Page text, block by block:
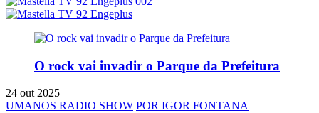
O rock vai invadir o Parque da Prefeitura
24 out 2025
UMANOS RADIO SHOW POR IGOR FONTANA